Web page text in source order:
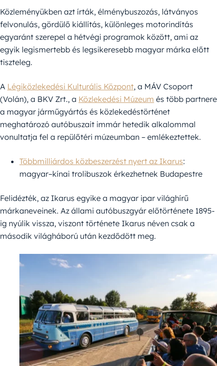
Közleményükben azt írták, élménybuszozás, látványos
felvonulás, gördülő kiállítás, különleges motorindítás
egyaránt szerepel a hétvégi programok között, ami az
egyik legismertebb és legsikeresebb magyar márka előtt
tiszteleg.
A Légiközlekedési Kulturális Központ, a MÁV Csoport
(Volán), a BKV Zrt., a Közlekedési Múzeum és több partnere
a magyar járműgyártás és közlekedéstörténet
meghatározó autóbuszait immár hetedik alkalommal
vonultatja fel a repülőtéri múzeumban – emlékeztettek.
Többmilliárdos közbeszerzést nyert az Ikarus:
magyar–kínai trolibuszok érkezhetnek Budapestre
Felidézték, az Ikarus egyike a magyar ipar világhírű
márkaneveinek. Az állami autóbuszgyár előtörténete 1895-
ig nyúlik vissza, viszont története Ikarus néven csak a
második világháború után kezdődött meg.